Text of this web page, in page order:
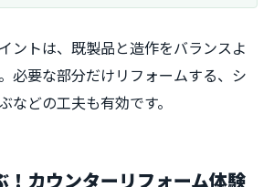
ントは、既製品と造作をバランスよ
必要な部分だけリフォームする、シ
などの工夫も有効です。
！カウンターリフォーム体験